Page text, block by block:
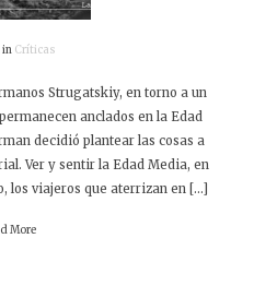
in Críticas
Strugatskiy, en torno a un
anclados en la Edad
decidió plantear las cosas a
Ver y sentir la Edad Media, en
los viajeros que aterrizan en […]
More